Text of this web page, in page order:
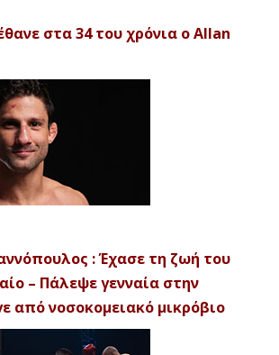
στα 34 του χρόνια ο Allan
: Έχασε τη ζωή του
– Πάλεψε γενναία στην
από νοσοκομειακό μικρόβιο